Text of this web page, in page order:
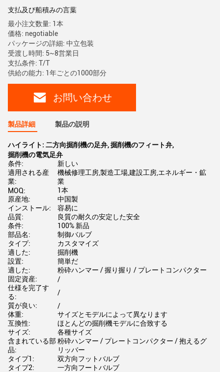
支払及び船積みの言葉
最小注文数量: 1本
価格: negotiable
パッケージの詳細: 中立包装
受渡し時間: 5~8営業日
支払条件: T/T
供給の能力: 1年ごとの1000部分
お問い合わせ
製品詳細 製品の説明
ハイライト: 二方向掘削機の足弁,掘削機のフィート弁,
掘削機の電気足弁
条件:
新しい
適用される産
業:
機械修理工房,製造工場,建設工房,エネルギー・鉱
業
MOQ:
1本
原産地:
中国製
インストール:
容易に
品質:
良質の耐久の安定した安全
条件:
100% 新品
部品名:
制御バルブ
タイプ:
カスタマイズ
適した:
掘削機
設置:
簡単だ
適した:
粉砕ハンマー / 握り握り / プレートコンパクター
固定資産:
/
仕様を完了す
る:
/
質が良い:
/
体重:
サイズとモデルによって異なります
互換性:
ほとんどの掘削機モデルに合致する
サイズ:
各種サイズ
含まれている部
品:
粉砕ハンマー / プレートコンパクター / 抱えるグ
リッバー
タイプ1:
双方向フットバルブ
タイプ2:
一方向フートバルブ